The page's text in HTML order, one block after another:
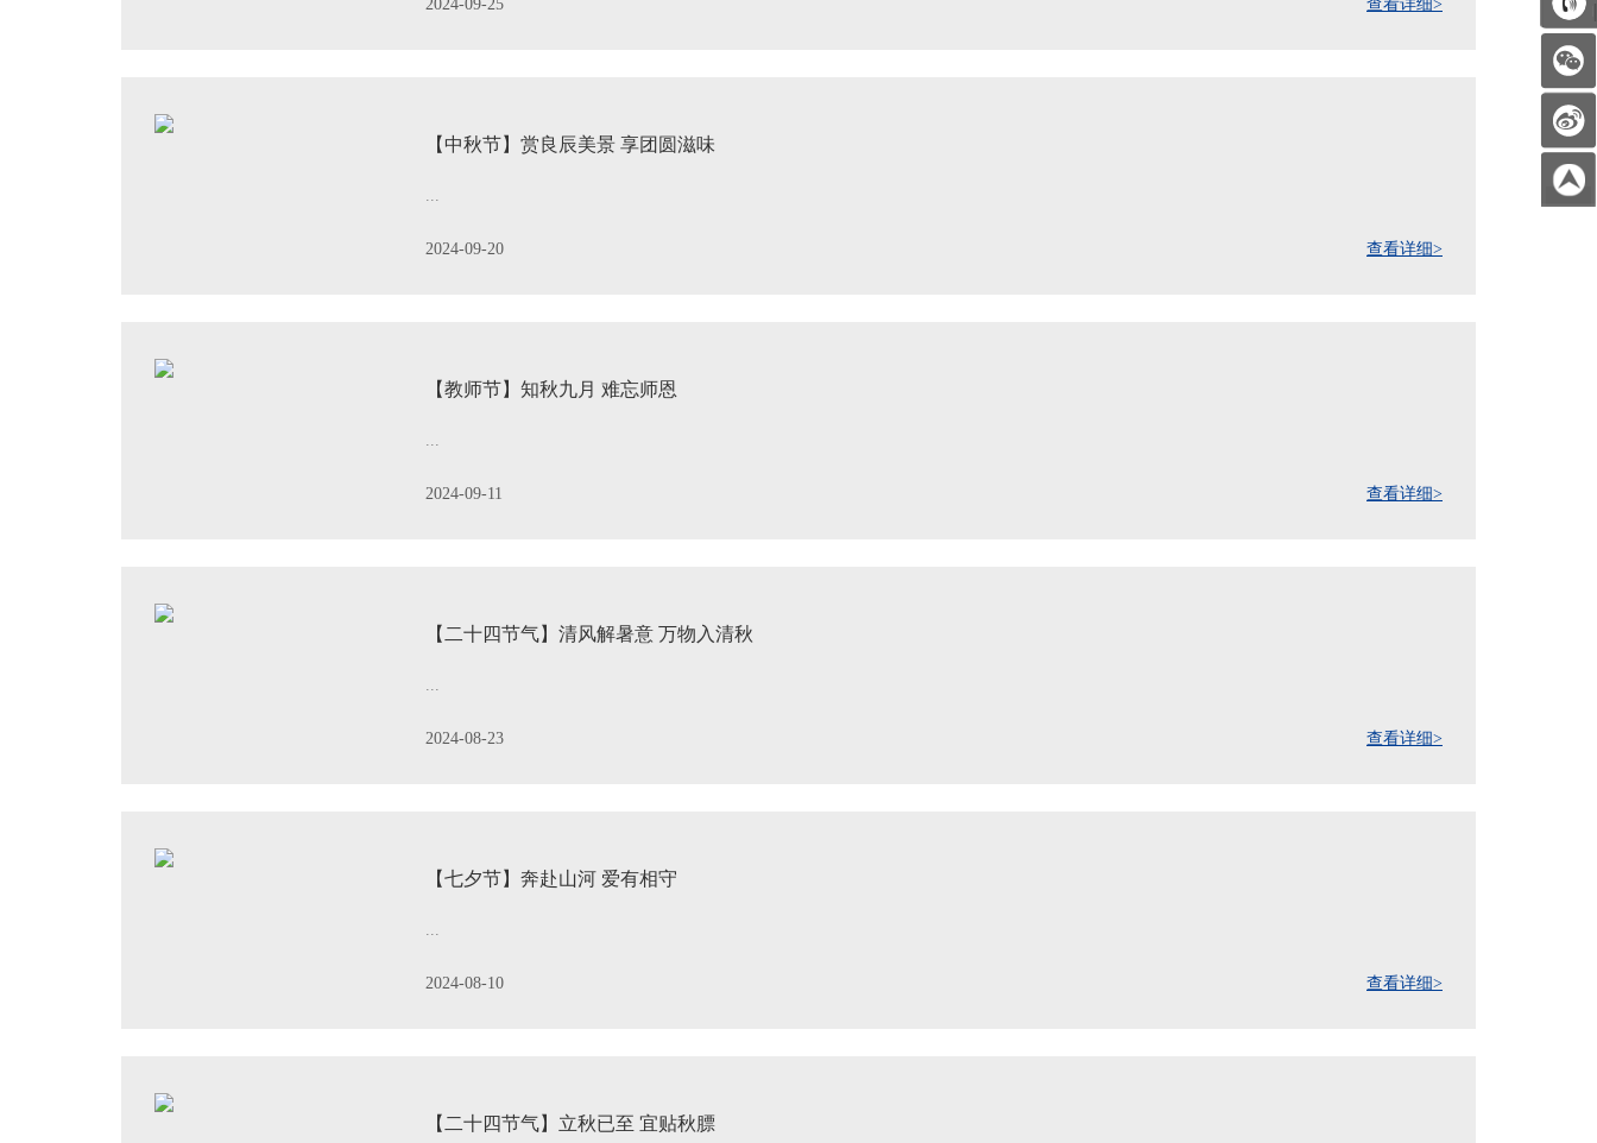
2024-09-25 查看详细>
【中秋节】赏良辰美景 享团圆滋味
...
2024-09-20 查看详细>
【教师节】知秋九月 难忘师恩
...
2024-09-11 查看详细>
【二十四节气】清风解暑意 万物入清秋
...
2024-08-23 查看详细>
【七夕节】奔赴山河 爱有相守
...
2024-08-10 查看详细>
【二十四节气】立秋已至 宜贴秋膘